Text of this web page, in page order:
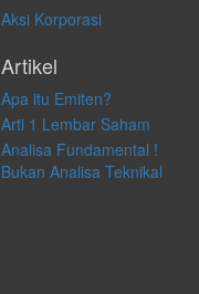
Aksi Korporasi
Artikel
Apa itu Emiten?
Arti 1 Lembar Saham
Analisa Fundamental !
Bukan Analisa Teknikal